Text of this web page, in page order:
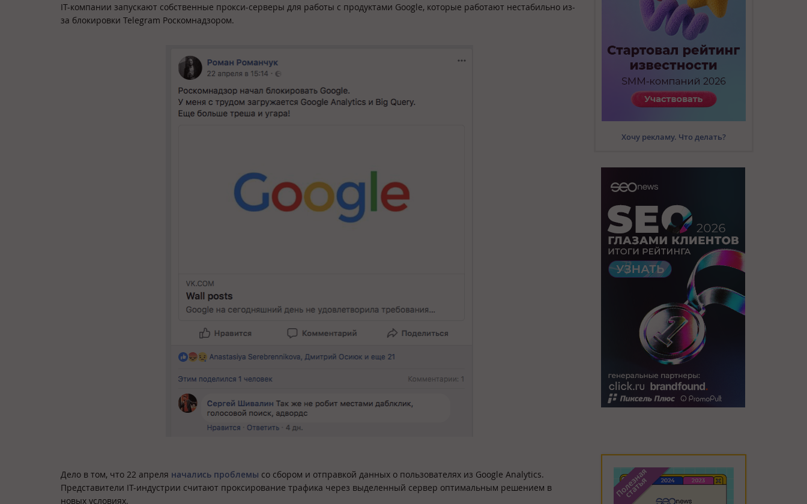
IT-компании запускают собственные прокси-серверы для работы с продуктами Google, которые работают нестабильно из-
за блокировки Telegram Роскомнадзором.
Дело в том, что 22 апреля начались проблемы со сбором и отправкой данных о пользователях из Google Analytics.
Представители IT-индустрии считают проксирование трафика через выделенный сервер оптимальным решением в
новых условиях.
Хочу рекламу. Что делать?